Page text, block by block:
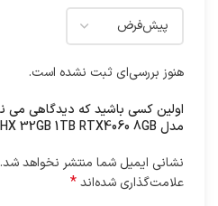
هنوز بررسی‌ای ثبت نشده است.
مدل Legion Pro 5 i7 14650HX 32GB 1TB RTX4060 8GB”
نشانی ایمیل شما منتشر نخواهد شد.
علامت‌گذاری شده‌اند*